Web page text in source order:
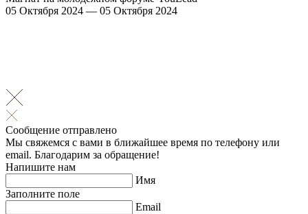
05 Октября 2024 — 05 Октября 2024
Сообщение отправлено
Мы свяжемся с вами в ближайшее время по телефону или
email. Благодарим за обращение!
Напишите нам
Имя
Заполните поле
Email